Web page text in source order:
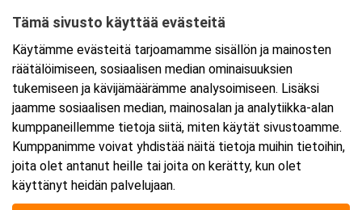
Tarkempi kartta ja ajo-ohjeet
Tämä sivusto käyttää evästeitä
Käytämme evästeitä tarjoamamme sisällön ja mainosten
räätälöimiseen, sosiaalisen median ominaisuuksien
tukemiseen ja kävijämäärämme analysoimiseen. Lisäksi
jaamme sosiaalisen median, mainosalan ja analytiikka-alan
kumppaneillemme tietoja siitä, miten käytät sivustoamme.
Kumppanimme voivat yhdistää näitä tietoja muihin tietoihin,
joita olet antanut heille tai joita on kerätty, kun olet
käyttänyt heidän palvelujaan.